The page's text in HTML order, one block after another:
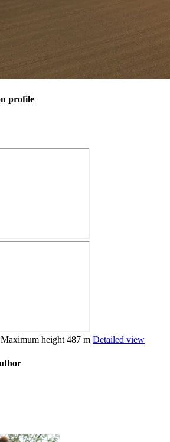
profile
Maximum height 487 m Detailed view